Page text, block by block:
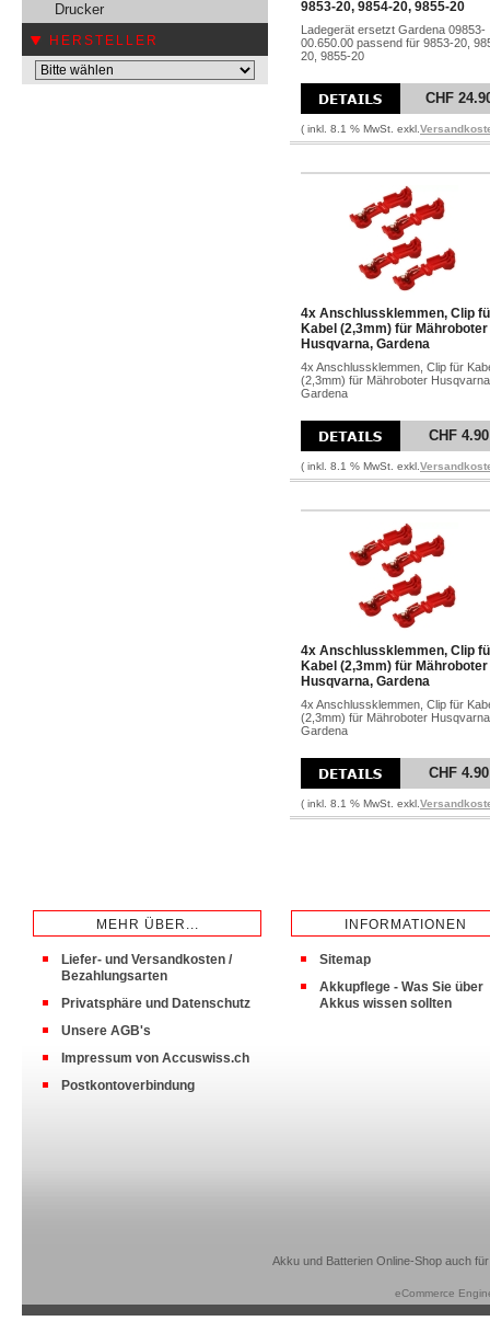
Drucker
HERSTELLER
9853-20, 9854-20, 9855-20
Ladegerät ersetzt Gardena 09853-
00.650.00 passend für 9853-20,
20, 9855-20
CHF
( inkl. 8.1 % MwSt. exkl.
4x Anschlussklemmen, Clip
Kabel (2,3mm) für Mähroboter
Husqvarna, Gardena
4x Anschlussklemmen, Clip für
(2,3mm) für Mähroboter
Gardena
CHF 4.90
( inkl. 8.1 % MwSt. exkl.
4x Anschlussklemmen, Clip
Kabel (2,3mm) für Mähroboter
Husqvarna, Gardena
4x Anschlussklemmen, Clip für
(2,3mm) für Mähroboter
Gardena
CHF 4.90
( inkl. 8.1 % MwSt. exkl.
MEHR ÜBER...
Liefer- und Versandkosten /
Bezahlungsarten
Privatsphäre und Datenschutz
Unsere AGB's
Impressum von Accuswiss.ch
Postkontoverbindung
INFORMATIONEN
Sitemap
Akkupflege - Was Sie über
Akkus wissen sollten
Akku und Batterien Online-Shop auch
eCommerce